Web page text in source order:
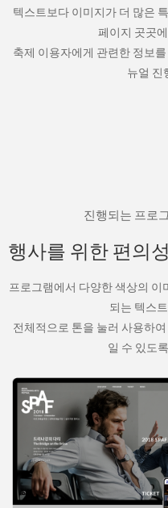
텍스트보다 이미지가 더 많은
페이지 곳곳
축제 이용자에게 관련한 정보
뉴얼 진
진행되는 프로
행사를 위한 편의
프로그램에서 다양한 색상의 이
되는 텍스
전체적으로 톤을 눌러 사용하
일 수 있도